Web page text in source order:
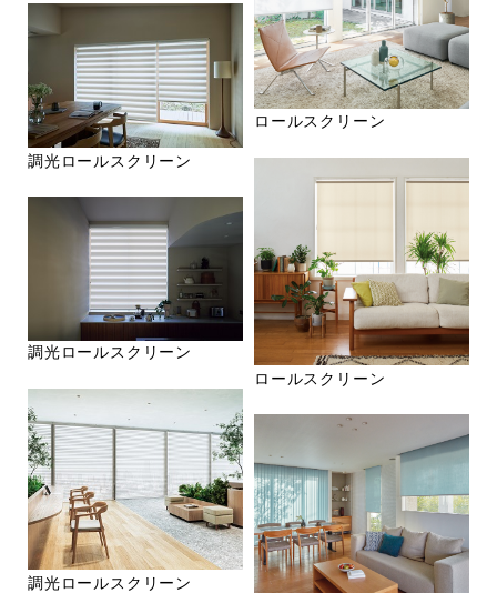
調光ロールスクリーン
調光ロールスクリーン
調光ロールスクリーン
ロールスクリーン
ロールスクリーン